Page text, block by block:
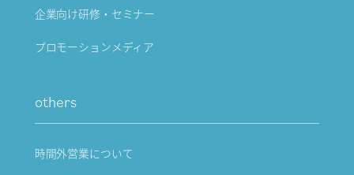
企業向け研修・セミナー
プロモーションメディア
others
時間外営業について